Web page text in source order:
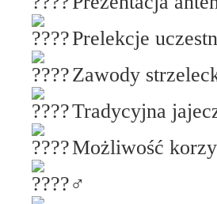
Prelekcje
Zawody
Tradycyjna
Możliwość